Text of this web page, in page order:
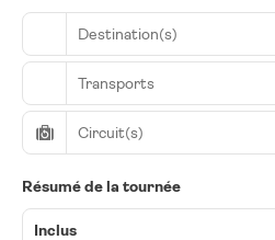
Destination(s)
Transports
Circuit(s)
Résumé de la tournée
Inclus